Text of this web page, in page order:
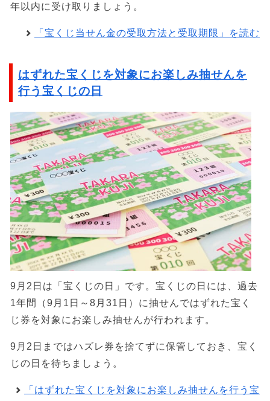
年以内に受け取りましょう。
「宝くじ当せん金の受取方法と受取期限」を読む
はずれた宝くじを対象にお楽しみ抽せんを
行う宝くじの日
9月2日は「宝くじの日」です。宝くじの日には、過去
1年間（9月1日～8月31日）に抽せんではずれた宝く
じ券を対象にお楽しみ抽せんが行われます。
9月2日まではハズレ券を捨てずに保管しておき、宝く
じの日を待ちましょう。
「はずれた宝くじを対象にお楽しみ抽せんを行う宝